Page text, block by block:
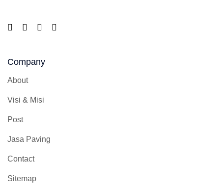
Company
About
Visi & Misi
Post
Jasa Paving
Contact
Sitemap